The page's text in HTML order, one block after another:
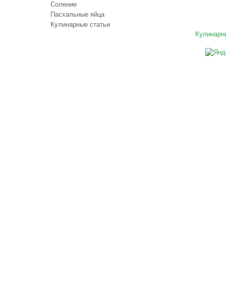
Соление
Пасхальные яйца
Кулинарные статьи